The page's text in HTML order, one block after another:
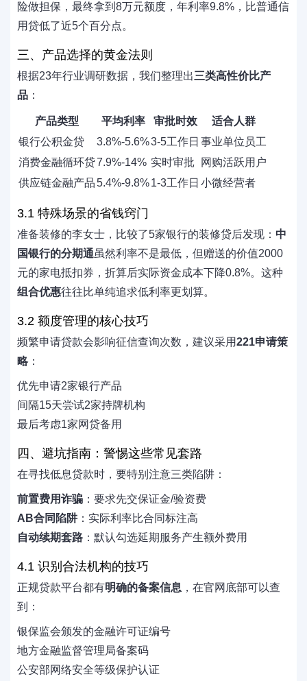
险做担保，最终拿到8万元额度，年利率9.8%，比普通信
用贷低了近5个百分点。
三、产品选择的黄金法则
根据23年行业调研数据，我们整理出三类高性价比产
品 ：
产品类型 平均利率 审批时效
适合人群
银行公积金贷
3.8%-5.6%3-5工作日 事业单位员工
消费金融循环贷7.9%-14% 实时审批
网购活跃用户
供应链金融产品5.4%-9.8%1-3工作日 小微经营者
3.1 特殊场景的省钱窍门
准备装修的李女士，比较了5家银行的装修贷后发现： 中
国银行的分期通虽然利率不是最低，但赠送的价值2000
元的家电抵扣券，折算后实际资金成本下降0.8%。这种
组合优惠往往比单纯追求低利率更划算。
3.2 额度管理的核心技巧
频繁申请贷款会影响征信查询次数，建议采用221申请策
略：
优先申请2家银行产品
间隔15天尝试2家持牌机构
最后考虑1家网贷备用
四、避坑指南：警惕这些常见套路
在寻找低息贷款时，要特别注意三类陷阱：
前置费用诈骗 ：要求先交保证金/验资费
AB合同陷阱 ：实际利率比合同标注高
自动续期套路 ：默认勾选延期服务产生额外费用
4.1 识别合法机构的技巧
正规贷款平台都有明确的备案信息 ，在官网底部可以查
到：
银保监会颁发的金融许可证编号
地方金融监督管理局备案码
公安部网络安全等级保护认证